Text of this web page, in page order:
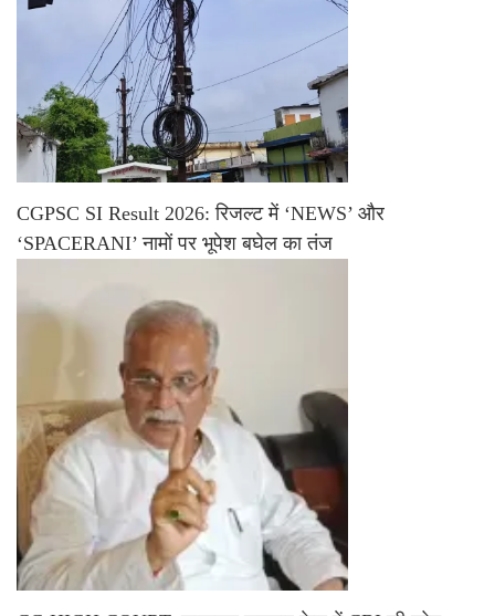
CGPSC SI Result 2026: रिजल्ट में ‘NEWS’ और
‘SPACERANI’ नामों पर भूपेश बघेल का तंज